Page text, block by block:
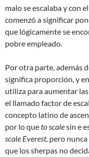
malo se escalaba y con
comenzó a significar
que lógicamente se
pobre empleado.
Por otra parte, además
significa proporción, y
utiliza para aumentar
el llamado factor de
concepto latino de
por lo queto scalesin e
scale Everest, pero nunca
que los sherpas no